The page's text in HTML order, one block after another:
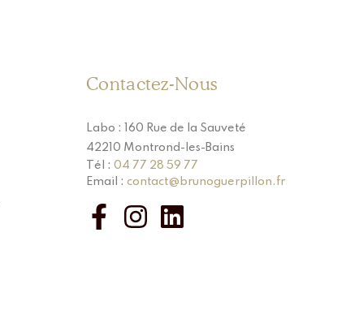
Contactez-Nous
Labo : 160 Rue de la Sauveté
42210 Montrond-les-Bains
Tél : 04 77 28 59 77
Email : contact@brunoguerpillon.fr